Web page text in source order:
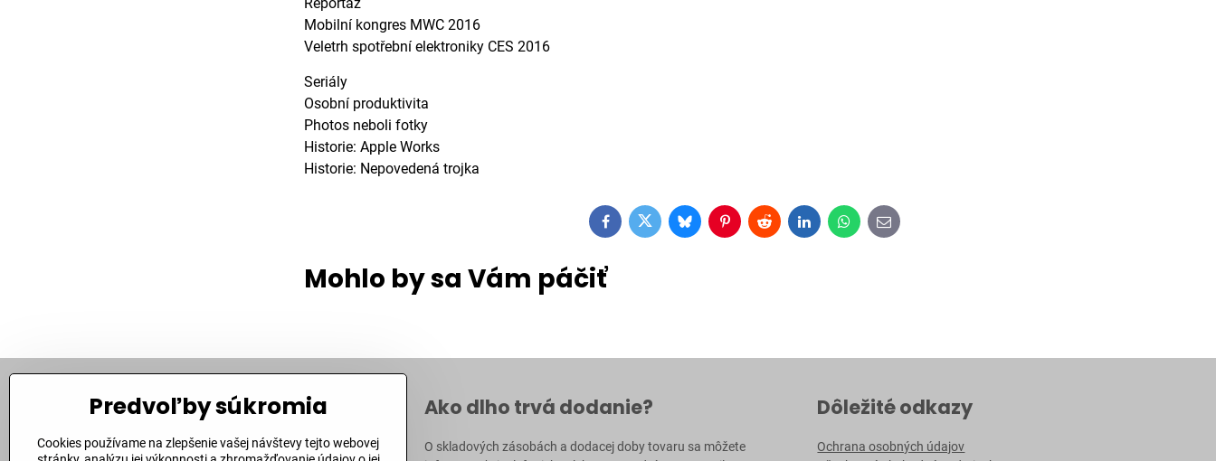
Mobilní kongres MWC 2016
Veletrh spotřební elektroniky CES 2016
Seriály
Osobní produktivita
Photos neboli fotky
Historie: Apple Works
Historie: Nepovedená trojka
FacebookTwitterBlueskyPinterestRedditLinkedInWhatsApp
E-
mail
Mohlo by sa Vám páčiť
Kontakt
Bite Corporation, s​.r​.o​.
Ako dlho trvá dodanie?
O skladových zásobách a dodacej doby tovaru sa môžete
Dôležité odkazy
Ochrana osobných údajov
Predvoľby súkromia
Cookies používame na zlepšenie vašej návštevy tejto webovej